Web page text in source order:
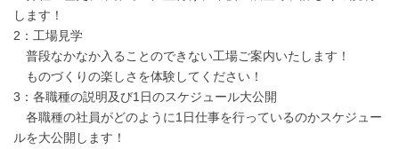
します！
2：工場見学
普段なかなか入ることのできない工場ご案内いたします！
ものづくりの楽しさを体験してください！
3：各職種の説明及び1日のスケジュール大公開
各職種の社員がどのように1日仕事を行っているのかスケジュー
ルを大公開します！